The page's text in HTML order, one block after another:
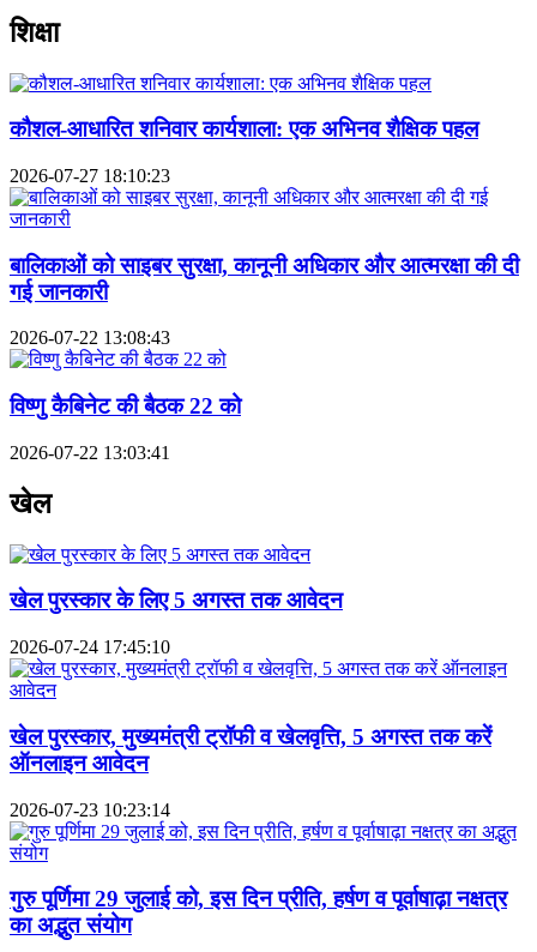
शिक्षा
कौशल-आधारित शनिवार कार्यशाला: एक अभिनव शैक्षिक पहल
2026-07-27 18:10:23
बालिकाओं को साइबर सुरक्षा, कानूनी अधिकार और आत्मरक्षा की दी
गई जानकारी
2026-07-22 13:08:43
विष्णु कैबिनेट की बैठक 22 को
2026-07-22 13:03:41
खेल
खेल पुरस्कार के लिए 5 अगस्त तक आवेदन
2026-07-24 17:45:10
खेल पुरस्कार, मुख्यमंत्री ट्रॉफी व खेलवृत्ति, 5 अगस्त तक करें
ऑनलाइन आवेदन
2026-07-23 10:23:14
गुरु पूर्णिमा 29 जुलाई को, इस दिन प्रीति, हर्षण व पूर्वाषाढ़ा नक्षत्र
का अद्भुत संयोग